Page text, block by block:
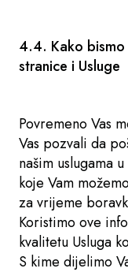
4.4. Kako bismo
stranice i Usluge
Povremeno Vas
Vas pozvali da
našim uslugama
koje Vam
za vrijeme
Koristimo ove
kvalitetu Usluga
S kime dijelimo